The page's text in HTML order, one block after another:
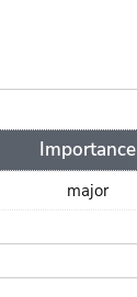
Importance
major